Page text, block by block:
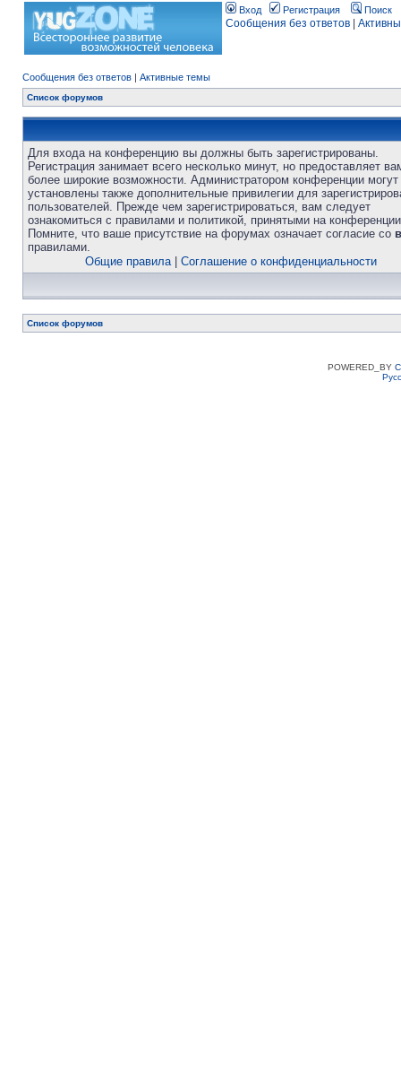
Вход Регистрация Поиск
Сообщения без ответов
Сообщения без ответов | Активные темы
Список форумов
Для входа на конференцию вы должны быть зарегистрированы.
Регистрация занимает всего несколько минут, но предоставляет
более широкие возможности. Администратором конференции
установлены также дополнительные привилегии для
пользователей. Прежде чем зарегистрироваться, вам следует
ознакомиться с правилами и политикой, принятыми на
Помните, что ваше присутствие на форумах означает согласие со
правилами.
Общие правила| Соглашение о конфиденциальности
Список форумов
POWERED_BY